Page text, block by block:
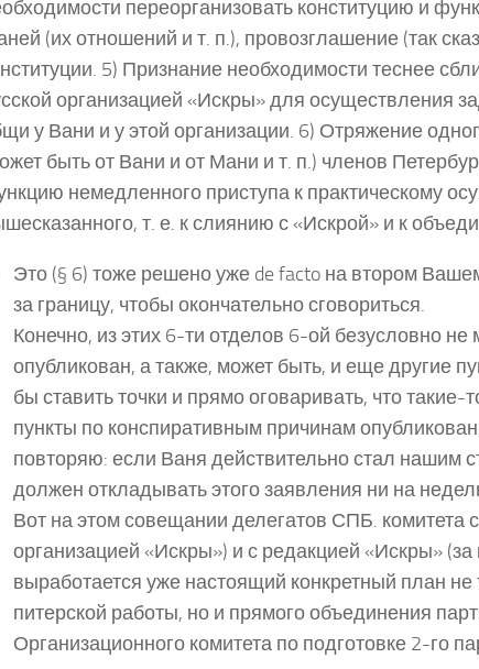
переорганизовать конституцию и
(их отношений и т. п.), провозглашение (так
5) Признание необходимости теснее
организацией «Искры» для осуществления
у Вани и у этой организации. 6) Отряжение
быть от Вани и от Мани и т. п.) членов
немедленного приступа к практическому
т. е. к слиянию с «Искрой» и к
Это (§ 6) тоже решено уже de facto на втором
за границу, чтобы окончательно сговориться.
Конечно, из этих 6-ти отделов 6-ой безусловно не
опубликован, а также, может быть, и еще другие
бы ставить точки и прямо оговаривать, что
пункты по конспиративным причинам
повторяю: если Ваня действительно стал нашим
должен откладывать этого заявления ни на
Вот на этом совещании делегатов СПБ. комитета
организацией «Искры») и с редакцией «Искры» (за
выработается уже настоящий конкретный план не
питерской работы, но и прямого объединения
Организационного комитета по подготовке 2-го